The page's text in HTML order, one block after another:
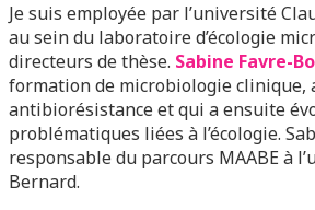
Je suis employée par l’université
au sein du laboratoire d’écologie
directeurs de thèse. Sabine Favre-
formation de microbiologie clinique,
antibiorésistance et qui a ensuite
problématiques liées à l’écologie.
responsable du parcours MAABE à
Bernard.